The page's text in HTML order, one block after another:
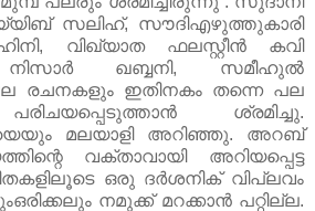
സലിഹ്, സൗദിഎഴുത്തുകാരി
വിഖ്യാത ഫലസ്റ്റീന്‍ കവി
നിസാര്‍ ഖബ്ബനി, സമീഹുല്‍
രചനകളും ഇതിനകം തന്നെ പല
ശ്രമിച്ചു.
മലയാളി അറിഞ്ഞു. അറബ്
വക്താവായി അറിയപ്പെട്ട
ഒരു ദര്‍ശനിക് വിപ്ലവം
നമുക്ക് മറക്കാന്‍ പറ്റില്ല.